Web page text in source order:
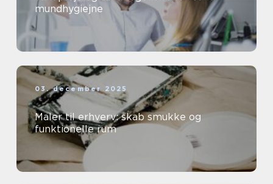
mundhygiejne
03. december 2025
Maler til erhverv: skab smukke og
funktionelle rum